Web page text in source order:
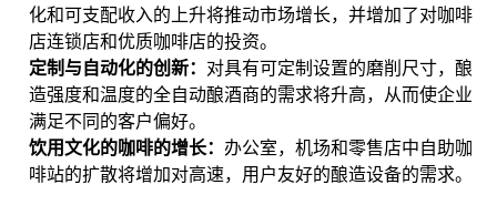
化和可支配收入的上升将推动市场增长，并增加了对咖啡
店连锁店和优质咖啡店的投资。
定制与自动化的创新： 对具有可定制设置的磨削尺寸，酿
造强度和温度的全自动酿酒商的需求将升高，从而使企业
满足不同的客户偏好。
饮用文化的咖啡的增长： 办公室，机场和零售店中自助咖
啡站的扩散将增加对高速，用户友好的酿造设备的需求。